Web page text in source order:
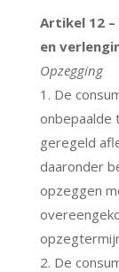
Artikel 12
en
Opzegging
1. De
onbepaalde
geregeld
daaronder
opzeggen
2. De